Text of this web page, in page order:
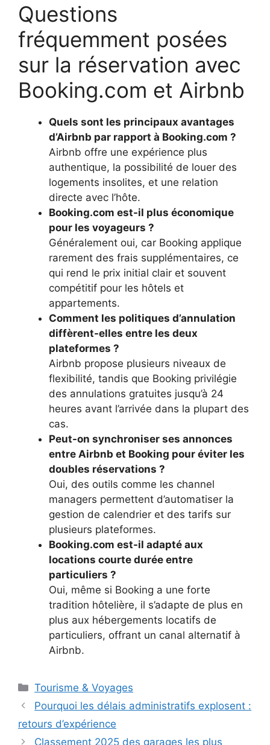
Questions
fréquemment posées
sur la réservation avec
Booking.com et Airbnb
Quels sont les principaux avantages
d’Airbnb par rapport à Booking.com ?
Airbnb offre une expérience plus
authentique, la possibilité de louer des
logements insolites, et une relation
directe avec l’hôte.
Booking.com est-il plus économique
pour les voyageurs ?
Généralement oui, car Booking applique
rarement des frais supplémentaires, ce
qui rend le prix initial clair et souvent
compétitif pour les hôtels et
appartements.
Comment les politiques d’annulation
diffèrent-elles entre les deux
plateformes ?
Airbnb propose plusieurs niveaux de
flexibilité, tandis que Booking privilégie
des annulations gratuites jusqu’à 24
heures avant l’arrivée dans la plupart des
cas.
Peut-on synchroniser ses annonces
entre Airbnb et Booking pour éviter les
doubles réservations ?
Oui, des outils comme les channel
managers permettent d’automatiser la
gestion de calendrier et des tarifs sur
plusieurs plateformes.
Booking.com est-il adapté aux
locations courte durée entre
particuliers ?
Oui, même si Booking a une forte
tradition hôtelière, il s’adapte de plus en
plus aux hébergements locatifs de
particuliers, offrant un canal alternatif à
Airbnb.
Catégories
Tourisme & Voyages
Pourquoi les délais administratifs explosent :
retours d’expérience
Classement 2025 des garages les plus